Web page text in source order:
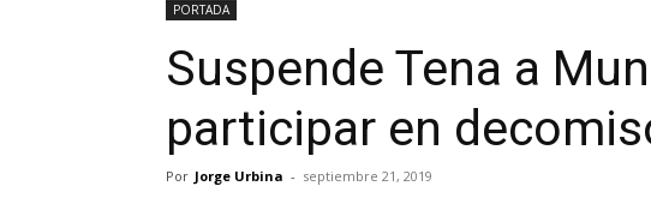
PORTADA
Suspende Tena a
participar en
Por Jorge Urbina - septiembre 21, 2019